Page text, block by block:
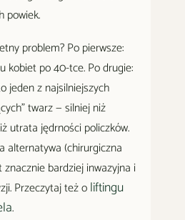
powiek.
problem? Po pierwsze:
kobiet po 40-tce. Po drugie:
jeden z najsilniejszych
twarz — silniej niż
utrata jędrności policzków.
alternatywa (chirurgiczna
bardziej inwazyjna i
Przeczytaj też oliftingu
.